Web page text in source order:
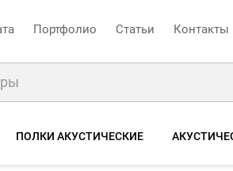
Портфолио Статьи Контакты
ПОЛКИ АКУСТИЧЕСКИЕ